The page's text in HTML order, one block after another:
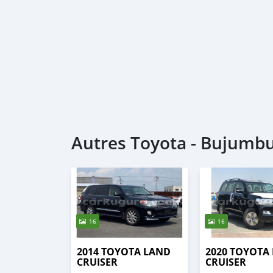
Autres Toyota -
16
2014 TOYOTA LAND
CRUISER
16
2020 TOYOTA
CRUISER